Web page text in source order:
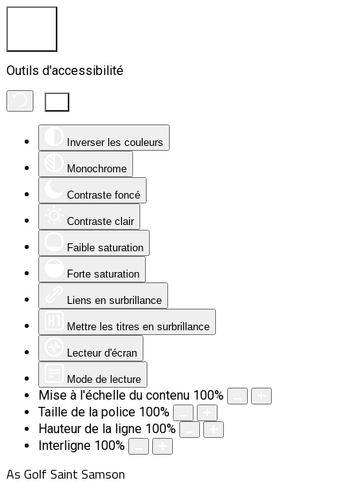
Outils d'accessibilité
Inverser les couleurs
Monochrome
Contraste foncé
Contraste clair
Faible saturation
Forte saturation
Liens en surbrillance
Mettre les titres en surbrillance
Lecteur d'écran
Mode de lecture
Mise à l'échelle du contenu 100%
Taille de la police 100%
Hauteur de la ligne 100%
Interligne 100%
As Golf Saint Samson